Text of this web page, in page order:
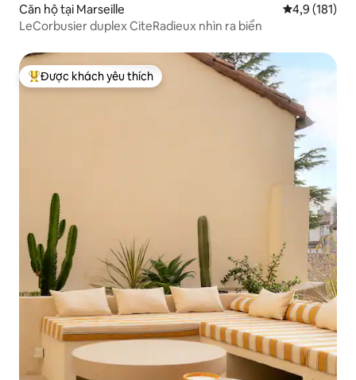
Căn hộ tại Marseille Xếp hạng
4,9 (181)
LeCorbusier duplex CiteRadieux nhìn ra biển
Được khách yêu thích nhất
Được khách yêu thích